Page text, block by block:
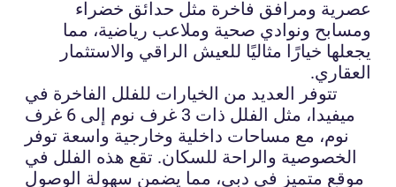
عصرية ومرافق فاخرة مثل حدائق خضراء
ومسابح ونوادي صحية وملاعب رياضية، مما
يجعلها خيارًا مثاليًا للعيش الراقي والاستثمار
العقاري.
تتوفر العديد من الخيارات للفلل الفاخرة في
ميفيدا، مثل الفلل ذات 3 غرف نوم إلى 6 غرف
نوم، مع مساحات داخلية وخارجية واسعة توفر
الخصوصية والراحة للسكان. تقع هذه الفلل في
موقع متميز في دبي، مما يضمن سهولة الوصول